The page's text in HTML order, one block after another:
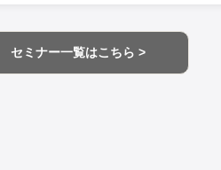
セミナー一覧はこちら >